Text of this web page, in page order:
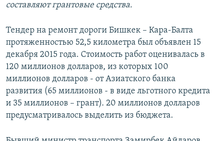
составляют грантовые средства.
Тендер на ремонт дороги Бишкек – Кара-Балта
протяженностью 52,5 километра был объявлен 15
декабря 2015 года. Стоимость работ оценивалась в
120 миллионов долларов, из которых 100
миллионов долларов - от Азиатского банка
развития (65 миллионов - в виде льготного кредита
и 35 миллионов – грант). 20 миллионов долларов
предусматривалось выделить из бюджета.